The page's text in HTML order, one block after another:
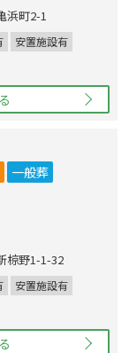
浜町2-1
安置施設有
一般葬
椋野1-1-32
安置施設有